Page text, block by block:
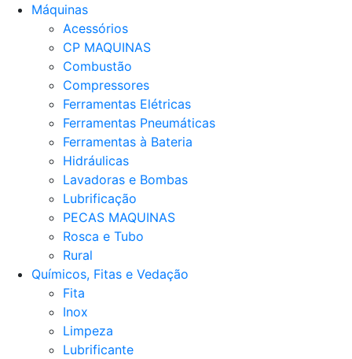
Máquinas
Acessórios
CP MAQUINAS
Combustão
Compressores
Ferramentas Elétricas
Ferramentas Pneumáticas
Ferramentas à Bateria
Hidráulicas
Lavadoras e Bombas
Lubrificação
PECAS MAQUINAS
Rosca e Tubo
Rural
Químicos, Fitas e Vedação
Fita
Inox
Limpeza
Lubrificante